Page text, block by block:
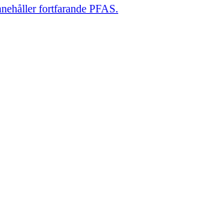
fortfarande PFAS.